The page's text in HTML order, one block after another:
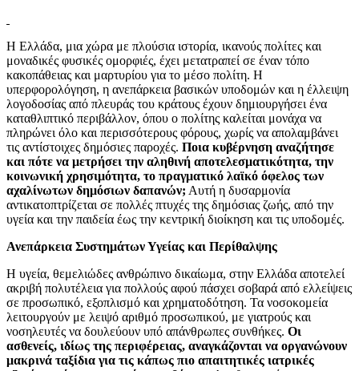
Η Ελλάδα, μια χώρα με πλούσια ιστορία, ικανούς πολίτες και
μοναδικές φυσικές ομορφιές, έχει μετατραπεί σε έναν τόπο
κακοπάθειας και μαρτυρίου για το μέσο πολίτη. Η
υπερφορολόγηση, η ανεπάρκεια βασικών υποδομών και η έλλειψη
λογοδοσίας από πλευράς του κράτους έχουν δημιουργήσει ένα
καταθλιπτικό περιβάλλον, όπου ο πολίτης καλείται μονάχα να
πληρώνει όλο και περισσότερους φόρους, χωρίς να απολαμβάνει
τις αντίστοιχες δημόσιες παροχές. Ποια κυβέρνηση αναζήτησε
και πότε να μετρήσει την αληθινή αποτελεσματικότητα, την
κοινωνική χρησιμότητα, το πραγματικό λαϊκό όφελος των
αχαλίνωτων δημόσιων δαπανών; Αυτή η δυσαρμονία
αντικατοπτρίζεται σε πολλές πτυχές της δημόσιας ζωής, από την
υγεία και την παιδεία έως την κεντρική διοίκηση και τις υποδομές.
Ανεπάρκεια Συστημάτων Υγείας και Περίθαλψης
Η υγεία, θεμελιώδες ανθρώπινο δικαίωμα, στην Ελλάδα αποτελεί
ακριβή πολυτέλεια για πολλούς αφού πάσχει σοβαρά από ελλείψεις
σε προσωπικό, εξοπλισμό και χρηματοδότηση. Τα νοσοκομεία
λειτουργούν με λειψό αριθμό προσωπικού, με γιατρούς και
νοσηλευτές να δουλεύουν υπό απάνθρωπες συνθήκες. Οι
ασθενείς, ιδίως της περιφέρειας, αναγκάζονται να οργανώνουν
μακρινά ταξίδια για τις κάπως πιο απαιτητικές ιατρικές